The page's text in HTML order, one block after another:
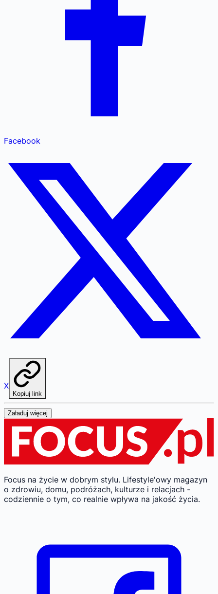
Facebook
X
Kopiuj link
Załaduj więcej
Focus na życie w dobrym stylu. Lifestyle'owy magazyn
o zdrowiu, domu, podróżach, kulturze i relacjach -
codziennie o tym, co realnie wpływa na jakość życia.